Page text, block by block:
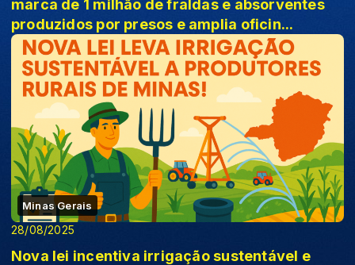
marca de 1 milhão de fraldas e absorventes
produzidos por presos e amplia oficin...
Minas Gerais
28/08/2025
Nova lei incentiva irrigação sustentável e